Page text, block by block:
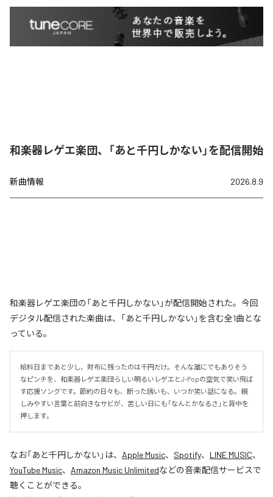
和楽器レゲエ楽団、「あと千円しかない」を配信開始
新曲情報 2026.8.9
和楽器レゲエ楽団の「あと千円しかない」が配信開始された。今回
デジタル配信された楽曲は、「あと千円しかない」を含む全1曲とな
っている。
給料日まであと少し、財布に残ったのは千円だけ。そんな誰にでもありそう
なピンチを、和楽器レゲエ楽団らしい明るいレゲエとJ-Popの空気で笑い飛ば
す応援ソングです。節約の日々も、断った誘いも、いつか笑い話になる。親
しみやすい言葉と前向きなサビが、苦しい日にも「なんとかなるさ」と背中を
押します。
なお「あと千円しかない 」は、 Apple Music、 Spotify、 LINE MUSIC、
YouTube Music、 Amazon Music Unlimitedなどの音楽配信サービスで
聴くことができる。